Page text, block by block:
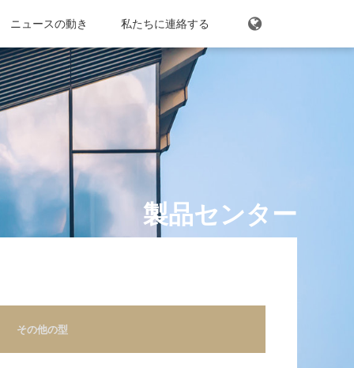
木目転写型シート その他の型
ニュースの動き 私たちに連絡する
中文 EN
製品センター
その他の型